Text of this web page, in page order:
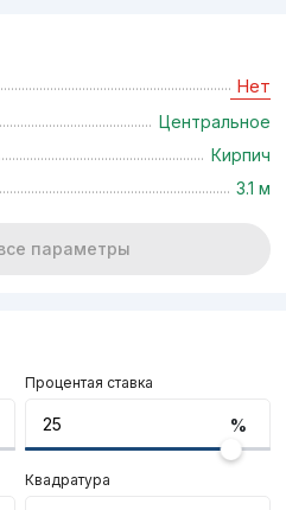
Нет
Центральное
Кирпич
3.1 м
параметры
Процентая ставка
%
Квадратура